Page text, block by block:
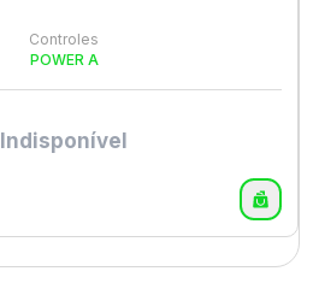
Controles
POWER A
Indisponível